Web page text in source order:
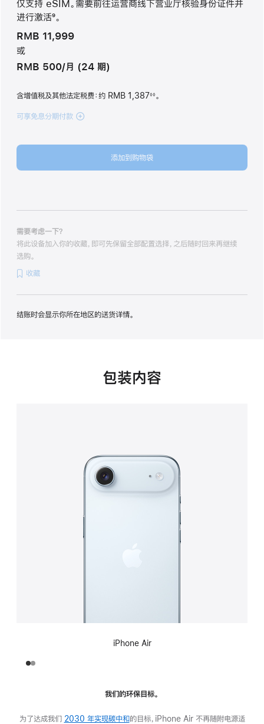
仅支持 eSIM。需要前往运营商线下营业厅核验身份证件并
进行激活
脚
9。
RMB 11,999
或
RMB 500/月 (24 期)
含增值税及其他法定税费：约 RMB 1,387◊◊。
可享免息分期付款 (iPhone
色
付
添加到购物袋
需要考虑一下？
将此设备加入你的收藏，即可先保留全部配置选择，之后随时回来再继续
选购。
收藏
结账时会显示你所在地区的送货详情。
包装内容
iPhone Air
我们的环保目标。
为了达成我们 2030 年实现碳中和的目标，iPhone Air 不再随附电源适